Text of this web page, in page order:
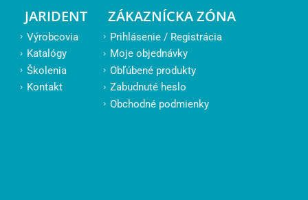
JARIDENT
Výrobcovia
Katalógy
Školenia
Kontakt
ZÁKAZNÍCKA ZÓNA
Prihlásenie / Registrácia
Moje objednávky
Obľúbené produkty
Zabudnuté heslo
Obchodné podmienky